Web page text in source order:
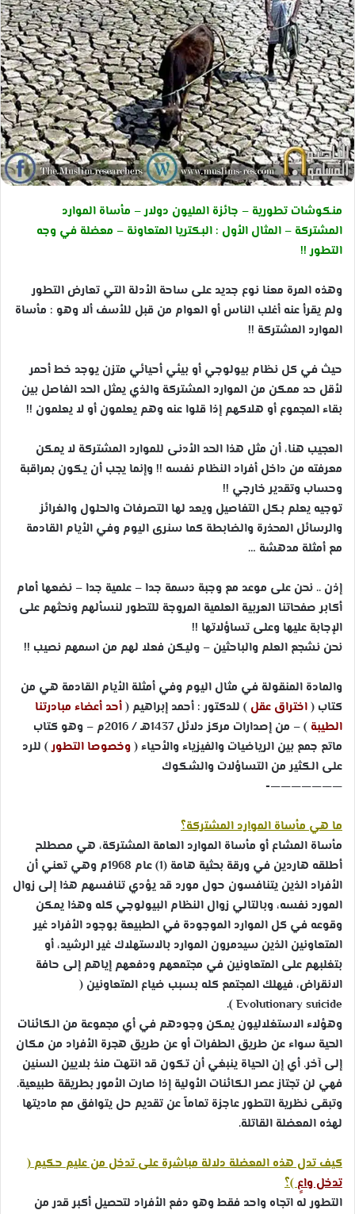
ت
ر
و
ن
ي
ا
ت
ر
و
ن
ي
ا
ك
ت
ر
و
ن
ي
ا
منكوشات تطورية – جائزة المليون دولار – مأساة الموارد
المشتركة – المثال الأول : البكتريا المتعاونة – معضلة في وجه
التطور !!
وهذه المرة معنا نوع جديد على ساحة الأدلة التي تعارض التطور
ولم يقرأ عنه أغلب الناس أو العوام من قبل للأسف ألا وهو : مأساة
الموارد المشتركة !!
حيث في كل نظام بيولوجي أو بيئي أحيائي متزن يوجد خط أحمر
لأقل حد ممكن من الموارد المشتركة والذي يمثل الحد الفاصل بين
بقاء المجموع أو هلاكهم إذا قلوا عنه وهم يعلمون أو لا يعلمون !!
العجيب هنا، أن مثل هذا الحد الأدنى للموارد المشتركة لا يمكن
معرفته من داخل أفراد النظام نفسه !! وإنما يجب أن يكون بمراقبة
وحساب وتقدير خارجي !!
توجيه يعلم بكل التفاصيل ويعد لها التصرفات والحلول والغرائز
والرسائل المحذرة والضابطة كما سنرى اليوم وفي الأيام القادمة
مع أمثلة مدهشة …
إذن .. نحن على موعد مع وجبة دسمة جدا – علمية جدا – نضعها أمام
أكابر صفحاتنا العربية العلمية المروجة للتطور لنسألهم ونحثهم على
الإجابة عليها وعلى تساؤلاتها !!
نحن نشجع العلم والباحثين – وليكن فعلا لهم من اسمهم نصيب !!
والمادة المنقولة في مثال اليوم وفي أمثلة الأيام القادمة هي من
كتاب (اختراق عقل ) للدكتور : أحمد إبراهيم (أحد أعضاء مبادرتنا
الطيبة
) – من إصدارات مركز دلائل 1437هـ / 2016م – وهو كتاب
ماتع جمع بين الرياضيات والفيزياء والأحياء (وخصوصا التطور) للرد
على الكثير من التساؤلات والشكوك
———————-
ما هي مأساة الموارد المشتركة؟
مأساة المشاع أو مأساة الموارد العامة المشتركة، هي مصطلح
أطلقه هاردين في ورقة بحثية هامة (1) عام 1968م وهي تعني أن
الأفراد الذين يتنافسون حول مورد قد يؤدي تنافسهم هذا إلى زوال
المورد نفسه، وبالتالي زوال النظام البيولوجي كله وهذا يمكن
وقوعه في كل الموارد الموجودة في الطبيعة بوجود الأفراد غير
المتعاونين الذين سيدمرون الموارد بالاستهلاك غير الرشيد، أو
بتغلبهم على المتعاونين في مجتمعهم ودفعهم إياهم إلى حافة
الانقراض، فيهلك المجتمع كله بسبب ضياع المتعاونين (
Evolutionary suicide
).
وهؤلاء الاستغلاليون يمكن وجودهم في أي مجموعة من الكائنات
الحية سواء عن طريق الطفرات أو عن طريق هجرة الأفراد من مكان
إلى آخر. أي إن الحياة ينبغي أن تكون قد انتهت منذ بلايين السنين
فهي لن تجتاز عصر الكائنات الأولية إذا صارت الأمور بطريقة طبيعية.
وتبقى نظرية التطور عاجزة تماماً عن تقديم حل يتوافق مع ماديتها
لهذه المعضلة القاتلة.
كيف تدل هذه المعضلة دلالة مباشرة على تدخل من عليم حكيم (
تدخل واعٍ)؟
التطور له اتجاه واحد فقط وهو دفع الأفراد لتحصيل أكبر قدر من